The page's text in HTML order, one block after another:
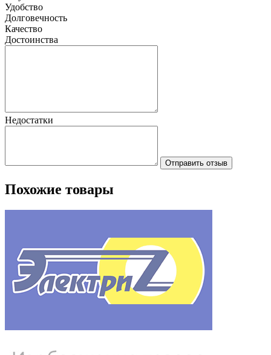
Удобство
Долговечность
Качество
Достоинства
Недостатки
Отправить отзыв
Похожие товары